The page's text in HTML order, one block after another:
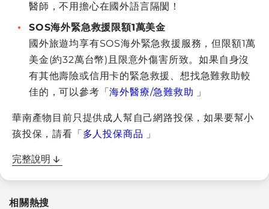
醫師，不用擔心在國外語言隔閡！
SOS海外緊急救援限額1萬美金
國外旅遊均享有SOS海外緊急救援服務，但限額1萬
美金(約32萬台幣)且限意外傷害所致。如果自身沒
有其他壽險或信用卡的緊急救援、想找急難救助較
佳的，可以參考「海外醫療/急難救助 」
華南產物目前只提供成人幫自己網路投保，如果要幫小
孩投保，請看「多人投保商品 」
完整說明
相關熱搜